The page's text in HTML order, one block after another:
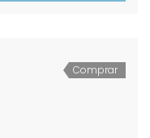
Comprar